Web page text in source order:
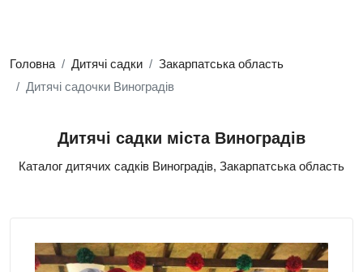
Головна Дитячі садки
Закарпатська область
Дитячі садочки Виноградів
Дитячі садки міста Виноградів
Каталог дитячих садків Виноградів, Закарпатська область